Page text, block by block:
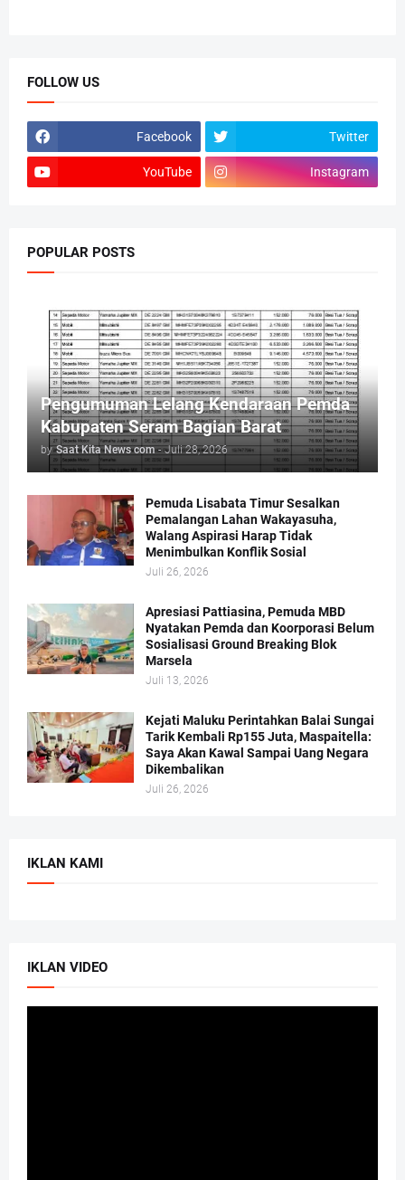
FOLLOW US
Facebook Twitter
YouTube Instagram
POPULAR POSTS
Pengumuman Lelang Kendaraan Pemda
Kabupaten Seram Bagian Barat
by Saat Kita News com - Juli 28, 2026
Pemuda Lisabata Timur Sesalkan
Pemalangan Lahan Wakayasuha,
Walang Aspirasi Harap Tidak
Menimbulkan Konflik Sosial
Juli 26, 2026
Apresiasi Pattiasina, Pemuda MBD
Nyatakan Pemda dan Koorporasi Belum
Sosialisasi Ground Breaking Blok
Marsela
Juli 13, 2026
Kejati Maluku Perintahkan Balai Sungai
Tarik Kembali Rp155 Juta, Maspaitella:
Saya Akan Kawal Sampai Uang Negara
Dikembalikan
Juli 26, 2026
IKLAN KAMI
IKLAN VIDEO